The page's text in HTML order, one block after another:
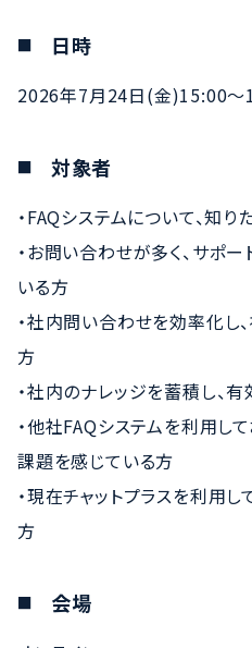
日時
2026年7月24日(金)15:00～
対象者
・FAQシステムについて、知り
・お問い合わせが多く、サポ
いる方
・社内問い合わせを効率化し
方
・社内のナレッジを蓄積し、
・他社FAQシステムを利用し
課題を感じている方
・現在チャットプラスを利用
方
会場